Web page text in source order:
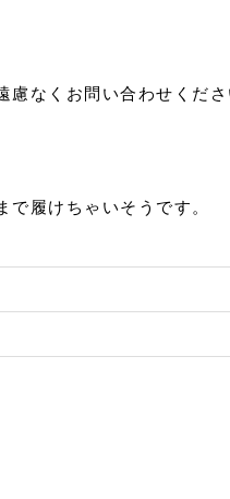
慮なくお問い合わせくださ
履けちゃいそうです。